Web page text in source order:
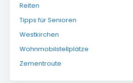
Reiten
Tipps für Senioren
Westkirchen
Wohnmobilstellplätze
Zementroute